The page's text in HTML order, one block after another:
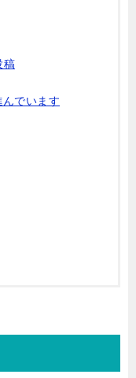
稿
でいます